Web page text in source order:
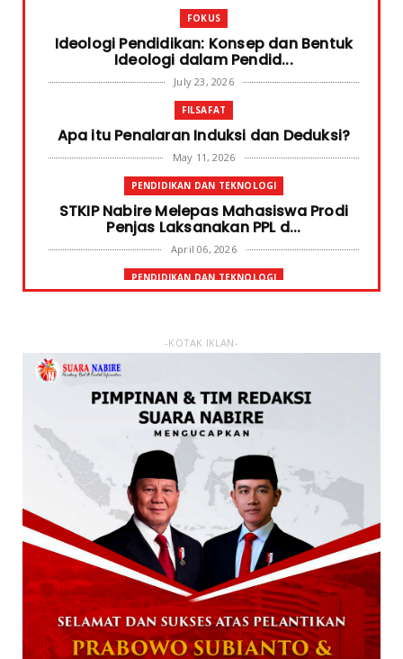
FOKUS
Ideologi Pendidikan: Konsep dan Bentuk
Ideologi dalam Pendid...
July 23, 2026
FILSAFAT
Apa itu Penalaran Induksi dan Deduksi?
May 11, 2026
PENDIDIKAN DAN TEKNOLOGI
STKIP Nabire Melepas Mahasiswa Prodi
Penjas Laksanakan PPL d...
April 06, 2026
PENDIDIKAN DAN TEKNOLOGI
January 31, 2026
STKIP Nabire Buka Prodi Pendidikan
Bahasa dan Sastra Indones...
January 27, 2026
NABIRE
Data Masuk 44,16 Persen, Paslon Mesrha
Masih Unggul 63,32 Pe...
December 02, 2024
DAERAH
Paslon Wagi Unggul Sementara di Pilgub
Papua Tengah, Versi J...
December 02, 2024
NABIRE
-KOTAK IKLAN-